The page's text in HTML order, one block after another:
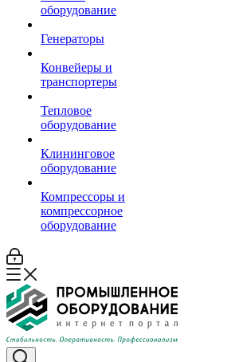
оборудование
Генераторы
Конвейеры и
транспортеры
Тепловое
оборудование
Клининговое
оборудование
Компрессоры и
компрессорное
оборудование